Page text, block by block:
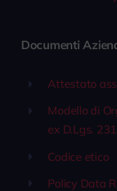
Documenti
Attestato
Modello di
ex D.Lgs.
Codice etico
Policy Data